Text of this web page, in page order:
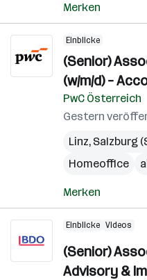
Merken
Einblicke
(Senior)
(w/m/d) –
PwC Österreich
Gestern
Linz, Salzburg
Homeoffice
Merken
Einblicke Videos
(Senior)
Advisory &